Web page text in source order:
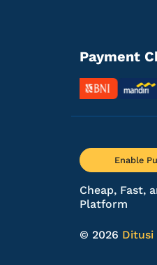
Payment
Enable
Cheap, Fast,
Platform
© 2026 Ditusi